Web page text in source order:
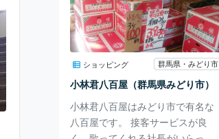
ショッピング 群馬県・みどり市
小林君八百屋（群馬県みどり市）
小林君八百屋はみどり市で有名な
八百屋です。 接客サービスが良